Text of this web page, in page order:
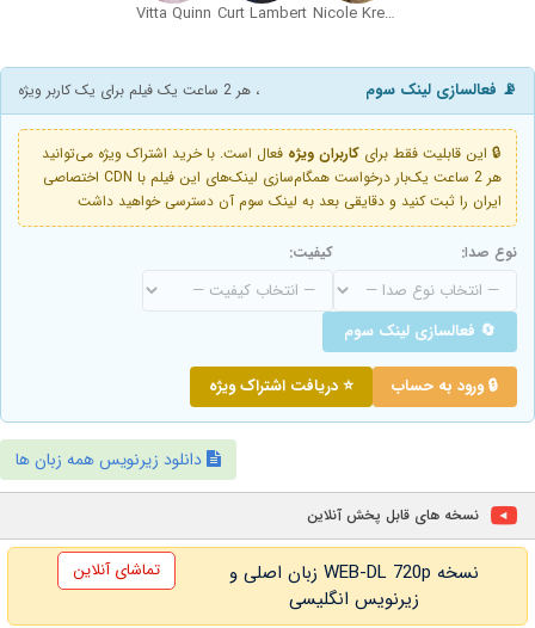
Nicole Kreuzer
Curt Lambert
Vitta Quinn
📡 فعالسازی لینک سوم ، هر 2 ساعت یک فیلم برای یک کاربر ویژه
🔒 این قابلیت فقط برای کاربران ویژه فعال است. با خرید اشتراک ویژه می‌توانید
هر 2 ساعت یک‌بار درخواست همگام‌سازی لینک‌های این فیلم با CDN اختصاصی
ایران را ثبت کنید و دقایقی بعد به لینک سوم آن دسترسی خواهید داشت
نوع صدا: کیفیت:
🔄 فعالسازی لینک سوم
🔒 ورود به حساب ⭐ دریافت اشتراک ویژه
دانلود زیرنویس همه زبان ها
نسخه های قابل پخش آنلاین
نسخه WEB-DL 720p زبان اصلی و
زیرنویس انگلیسی
تماشای آنلاین